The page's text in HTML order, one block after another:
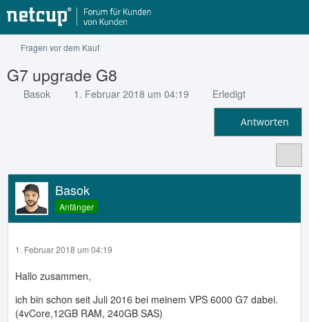
Fragen vor dem Kauf
G7 upgrade G8
Basok 1. Februar 2018 um 04:19 Erledigt
Antworten
Basok
Anfänger
1. Februar 2018 um 04:19
Hallo zusammen,
ich bin schon seit Juli 2016 bei meinem VPS 6000 G7 dabei.
(4vCore,12GB RAM, 240GB SAS)